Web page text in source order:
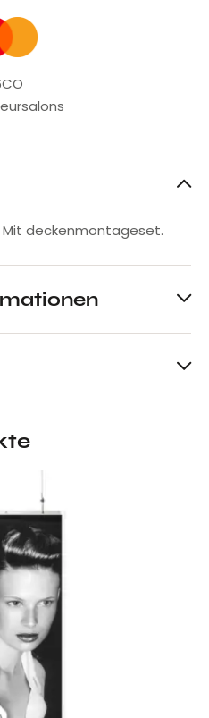
Mit deckenmontageset.